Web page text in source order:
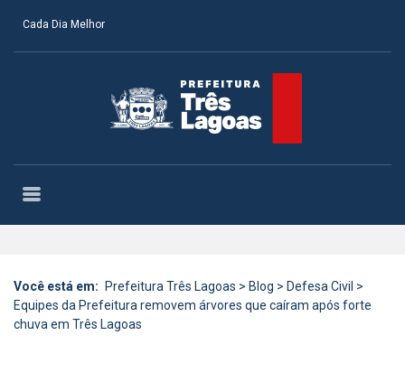
Cada Dia Melhor
Você está em: Prefeitura Três Lagoas > Blog > Defesa Civil >
Equipes da Prefeitura removem árvores que caíram após forte
chuva em Três Lagoas